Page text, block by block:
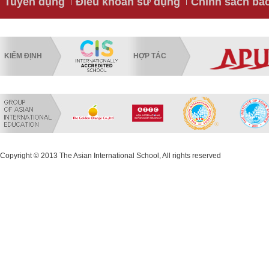
KIỂM ĐỊNH HỢP TÁC
Copyright © 2013 The Asian International School, All rights reserved